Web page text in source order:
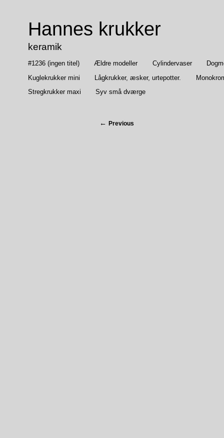
Hannes krukker
keramik
#1236 (ingen titel) Ældre modeller Cylindervaser
Kuglekrukker mini
Lågkrukker, æsker, urtepotter.
Stregkrukker maxi
Syv små dværge
Previous